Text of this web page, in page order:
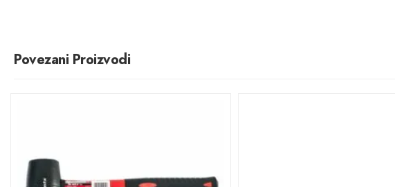
Povezani Proizvodi